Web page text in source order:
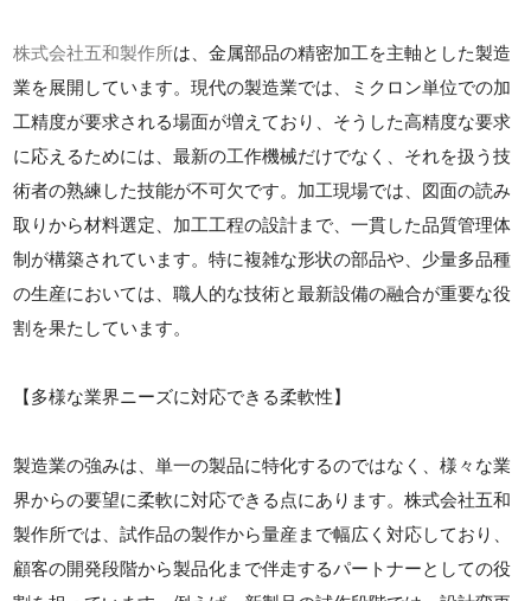
株式会社五和製作所は、金属部品の精密加工を主軸とした製造
業を展開しています。現代の製造業では、ミクロン単位での加
工精度が要求される場面が増えており、そうした高精度な要求
に応えるためには、最新の工作機械だけでなく、それを扱う技
術者の熟練した技能が不可欠です。加工現場では、図面の読み
取りから材料選定、加工工程の設計まで、一貫した品質管理体
制が構築されています。特に複雑な形状の部品や、少量多品種
の生産においては、職人的な技術と最新設備の融合が重要な役
割を果たしています。
【多様な業界ニーズに対応できる柔軟性】
製造業の強みは、単一の製品に特化するのではなく、様々な業
界からの要望に柔軟に対応できる点にあります。株式会社五和
製作所では、試作品の製作から量産まで幅広く対応しており、
顧客の開発段階から製品化まで伴走するパートナーとしての役